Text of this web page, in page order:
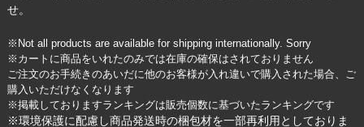
せ。
※Not all products are available for shipping internationally. Sorry
※カートに商品をいれたのみでは在庫の確保はされておりません
ご注文のお手続きのあいだに他のお客様が入れ違いで購入された場合、ご
購入いただけなくなります
※掲載しておりますランキングは販売個数に基づいたランキングです
※環境保護に配慮し商品発送時の梱包材を一部再利用としておりま